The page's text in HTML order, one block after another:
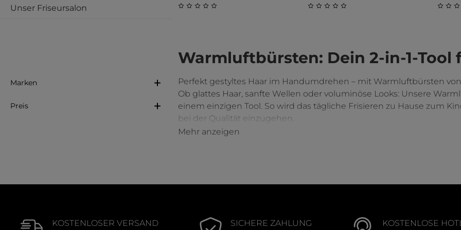
Unser Friseursalon
Marken
Preis
Warmluftbürsten: Dein 2-in-1-Tool
Perfekt gestyltes Haar im Handumdrehen – mit Warmluftbürsten
Ob glattes Haar, sanfte Wellen oder voluminöse Looks: Unsere
einem einzigen Tool. So wird das tägliche Frisieren zu Hause zum
bei der Qualität einzugehen.
Die Bürsten sind in verschiedenen Größen und Formen erhältlich,
Volumen und Lift:
Rundbürstenaufsätze sind perfekt, um
Mehr anzeigen
KOSTENLOSER VERSAND SICHERE ZAHLUNG KOSTENLOSE